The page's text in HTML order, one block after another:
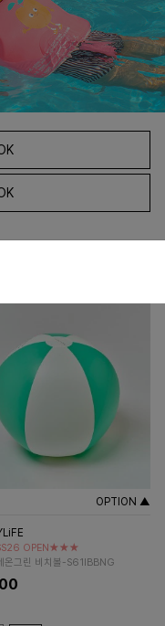
OPTION ▲
OPEN★★★
온그린 비치볼-S61IBBNG